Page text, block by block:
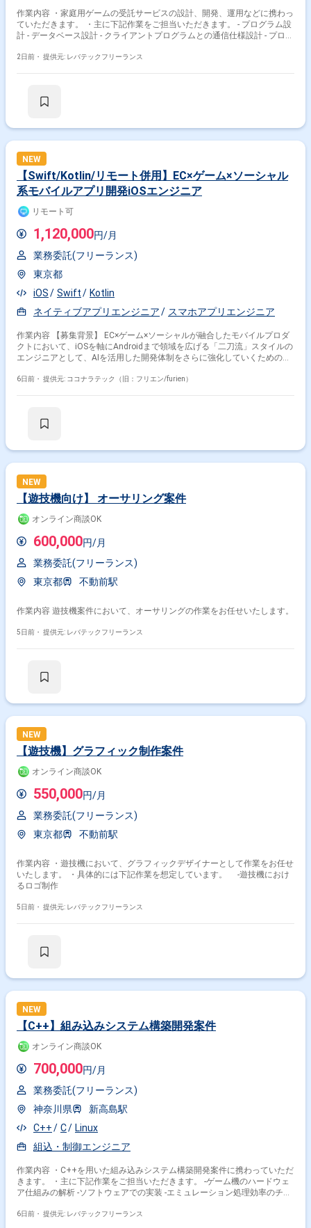
作業内容 ・家庭用ゲームの受託サービスの設計、開発、運用などに携わっ
ていただきます。 ・主に下記作業をご担当いただきます。 - プログラム設
計 - データベース設計 - クライアントプログラムとの通信仕様設計 - プログ
2日前・ 提供元: レバテックフリーランス
NEW
【Swift/Kotlin/リモート併用】EC×ゲーム×ソーシャル
系モバイルアプリ開発iOSエンジニア
リモート可
1,120,000円/月
業務委託(フリーランス)
東京都
iOS
Swift
Kotlin
ネイティブアプリエンジニア
スマホアプリエンジニア
作業内容 【募集背景】 EC×ゲーム×ソーシャルが融合したモバイルプロダ
クトにおいて、iOSを軸にAndroidまで領域を広げる「二刀流」スタイルの
エンジニアとして、AIを活用した開発体制をさらに強化していくための募
ア・QA）に加わり、仕様検討からリリース・効果分析まで一貫してご担
関与し、Jetpack ComposeによるUI実装など、iOS側の知見を活かした両
KPIに基づいた機能開発、リリース後の効果分析までを通してプロダクト
開発全般に関わっていただきます。 【求める人物像】 プロダクトのミッ
ションやバリューに共感し、EC体験の可能性に興味をお持ちの方を求めて
います。変化の大きい環境の中でも挑戦を楽しみ、ソフトウェアを軸に大
きなチャレンジをしたいと考えている方にマッチします。事業や顧客に近
い距離で数値やユーザーの声を捉えながら、主体的に開発をリードしてい
ける方を歓迎します。 【ポジションの魅力】 少数精鋭のチームにおい
て、自ら設計したモバイルアーキテクチャの上でプロダクトが動く手触り
を持ちながら開発できる環境です。AI活用を前提としたiOS・Android両
OSの「二刀流」開発プロセスを自ら設計し、AI時代のモバイル開発の在り
化に取り組むことで、エンジニアとしての技術力を大きく高めていただけ
ワークとしてSwiftUIやJetpack Composeを採用しています。Android
用い、gRPCやProtocol Buffersによる通信、BitriseやGitHub Actions、
Cloud Buildを用いたCI/CDを構築しています。Terraformによる構成管
Looker Studioによる分析基盤、AutifyによるQA自動化、ClaudeやGitHub
CopilotなどのAIツール群、GitHub・Slack・Notion・Figmaを組み合わせた
モダンな開発環境で、アジャイル開発を実践しています。
6日前・ 提供元: ココナラテック（旧：フリエン/furien）
NEW
【遊技機向け】 オーサリング案件
オンライン商談OK
600,000円/月
業務委託(フリーランス)
東京都
不動前駅
作業内容 遊技機案件において、オーサリングの作業をお任せいたします。
5日前・ 提供元: レバテックフリーランス
NEW
【遊技機】グラフィック制作案件
オンライン商談OK
550,000円/月
業務委託(フリーランス)
東京都
不動前駅
作業内容 ・遊技機において、グラフィックデザイナーとして作業をお任せ
いたします。 ・具体的には下記作業を想定しています。 -遊技機におけ
るロゴ制作
5日前・ 提供元: レバテックフリーランス
NEW
【C++】組み込みシステム構築開発案件
オンライン商談OK
700,000円/月
業務委託(フリーランス)
神奈川県
新高島駅
C++
C
Linux
組込・制御エンジニア
作業内容 ・C++を用いた組み込みシステム構築開発案件に携わっていただ
きます。 ・主に下記作業をご担当いただきます。 -ゲーム機のハードウェ
ア仕組みの解析 -ソフトウェアでの実装 -エミュレーション処理効率のチュ
6日前・ 提供元: レバテックフリーランス